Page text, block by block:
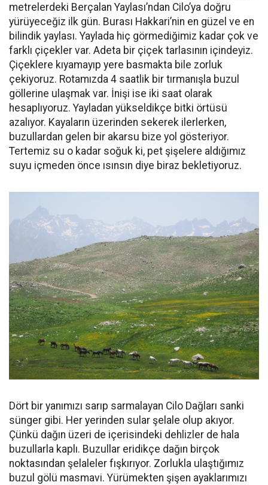
metrelerdeki Berçalan Yaylası’ndan Cilo’ya doğru
yürüyeceğiz ilk gün. Burası Hakkari’nin en güzel ve en
bilindik yaylası. Yaylada hiç görmediğimiz kadar çok ve
farklı çiçekler var. Adeta bir çiçek tarlasının içindeyiz.
Çiçeklere kıyamayıp yere basmakta bile zorluk
çekiyoruz. Rotamızda 4 saatlik bir tırmanışla buzul
göllerine ulaşmak var. İnişi ise iki saat olarak
hesaplıyoruz. Yayladan yükseldikçe bitki örtüsü
azalıyor. Kayaların üzerinden sekerek ilerlerken,
buzullardan gelen bir akarsu bize yol gösteriyor.
Tertemiz su o kadar soğuk ki, pet şişelere aldığımız
suyu içmeden önce ısınsın diye biraz bekletiyoruz.
Dört bir yanımızı sarıp sarmalayan Cilo Dağları sanki
sünger gibi. Her yerinden sular şelale olup akıyor.
Çünkü dağın üzeri de içerisindeki dehlizler de hala
buzullarla kaplı. Buzullar eridikçe dağın birçok
noktasından şelaleler fışkırıyor. Zorlukla ulaştığımız
buzul gölü masmavi. Yürümekten şişen ayaklarımızı